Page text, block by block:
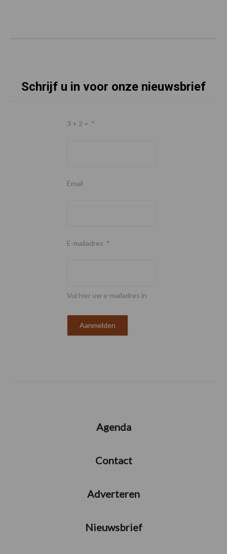
Schrijf u in voor onze nieuwsbrief
3 + 2 = *
Email
E-mailadres *
Vul hier uw e-mailadres in
Agenda
Contact
Adverteren
Nieuwsbrief